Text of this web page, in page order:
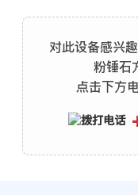
对此设备感兴
粉锤石
点击下方